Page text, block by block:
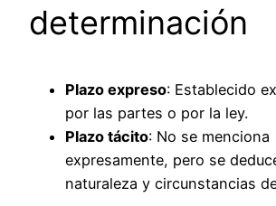
determinación
Plazo expreso: Establecido
por las partes o por la ley.
Plazo tácito: No se menciona
expresamente, pero se
naturaleza y circunstancias